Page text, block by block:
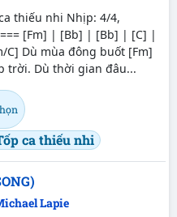
ca thiếu nhi Nhịp: 4/4,
[Fm] | [Bb] | [Bb] | [C] |
Dù mùa đông buốt [Fm]
trời. Dù thời gian đâu...
ca thiếu nhi
Lapie